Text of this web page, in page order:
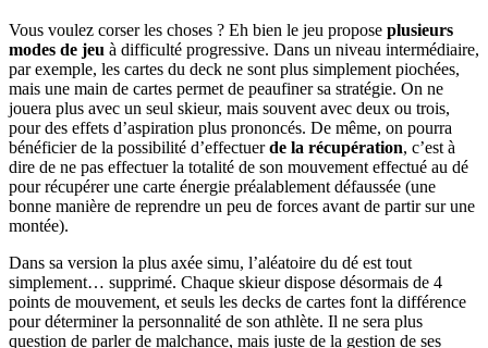
Vous voulez corser les choses ? Eh bien le jeu propose plusieurs
modes de jeu à difficulté progressive. Dans un niveau intermédiaire,
par exemple, les cartes du deck ne sont plus simplement piochées,
mais une main de cartes permet de peaufiner sa stratégie. On ne
jouera plus avec un seul skieur, mais souvent avec deux ou trois,
pour des effets d’aspiration plus prononcés. De même, on pourra
bénéficier de la possibilité d’effectuerde la récupération, c’est à
dire de ne pas effectuer la totalité de son mouvement effectué au dé
pour récupérer une carte énergie préalablement défaussée (une
bonne manière de reprendre un peu de forces avant de partir sur une
montée).
Dans sa version la plus axée simu, l’aléatoire du dé est tout
simplement… supprimé. Chaque skieur dispose désormais de 4
points de mouvement, et seuls les decks de cartes font la différence
pour déterminer la personnalité de son athlète. Il ne sera plus
question de parler de malchance, mais juste de la gestion de ses